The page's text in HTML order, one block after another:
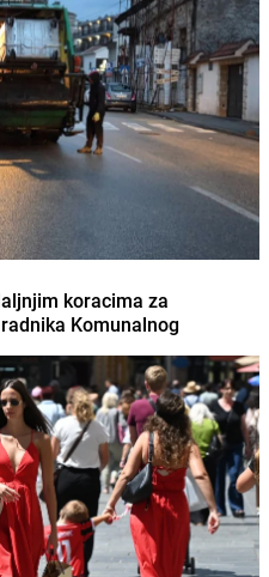
koracima za
Komunalnog